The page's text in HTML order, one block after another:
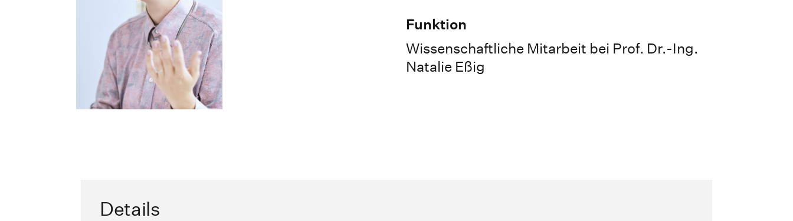
Funktion
Wissenschaftliche Mitarbeit bei Prof. Dr.-Ing.
Natalie Eßig
Details